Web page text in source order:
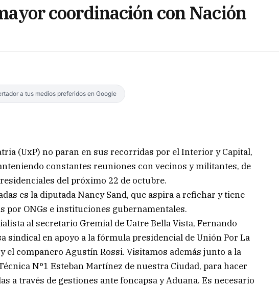
coordinación con Nación
a tus medios preferidos en Google
(UxP) no paran en sus recorridas por el Interior y Capital,
constantes reuniones con vecinos y militantes, de
del próximo 22 de octubre.
es la diputada Nancy Sand, que aspira a refichar y tiene
por ONGs e instituciones gubernamentales.
al secretario Gremial de Uatre Bella Vista, Fernando
sindical en apoyo a la fórmula presidencial de Unión Por La
el compañero Agustín Rossi. Visitamos además junto a la
N°1 Esteban Martínez de nuestra Ciudad, para hacer
a través de gestiones ante foncapsa y Aduana. Es necesario